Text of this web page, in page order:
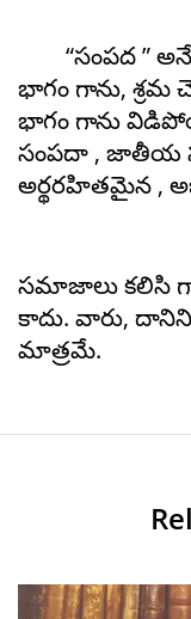
“సంపద ”
భాగం గాను, శ్రమ
భాగం గాను
సంపదా , జాతీయ
అర్థరహితమైన ,
మొత్తం
సమాజాలు కలిసి
కాదు. వారు,
మాత్రమే.